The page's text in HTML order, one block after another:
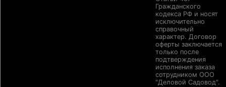
Гражданского
кодекса РФ и носят
исключительно
справочный
характер. Договор
оферты заключается
только после
подтверждения
исполнения заказа
сотрудником ООО
"Деловой Садовод".